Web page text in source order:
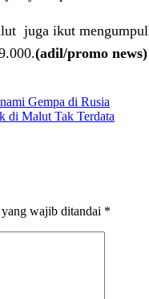
juga ikut
(adil/promo news)
Gempa di Rusia
di Malut Tak Terdata
yang wajib ditandai *